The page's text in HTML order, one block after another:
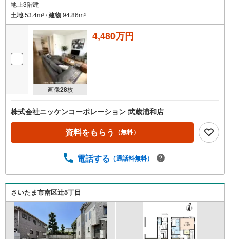
地上3階建
土地53.4m2 /建物94.86m2
画像28枚
4,480万円
株式会社ニッケンコーポレーション 武蔵浦和店
資料をもらう （無料）
電話する （通話料無料）
さいたま市南区辻5丁目